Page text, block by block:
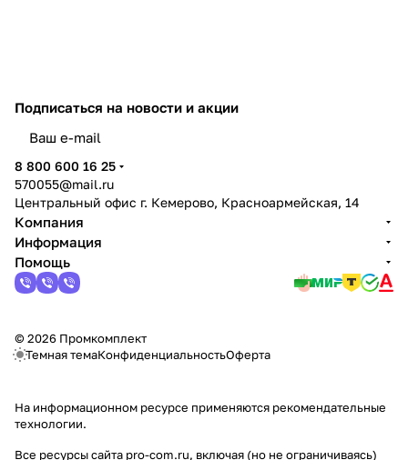
Подписаться на новости и акции
8 800 600 16 25
570055@mail.ru
Центральный офис г. Кемерово, Красноармейская, 14
Компания
Информация
Помощь
© 2026 Промкомплект
Темная темаКонфиденциальностьОферта
На информационном ресурсе применяются рекомендательные
технологии.
Все ресурсы сайта pro-com.ru, включая (но не ограничиваясь)